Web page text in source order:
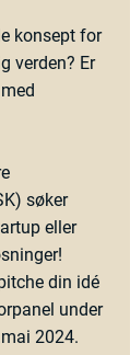
konsept for
verden? Er
søker
eller
din idé
under
2024.